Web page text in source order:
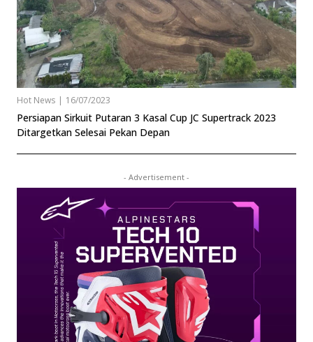
Hot News | 16/07/2023
Persiapan Sirkuit Putaran 3 Kasal Cup JC Supertrack 2023
Ditargetkan Selesai Pekan Depan
- Advertisement -